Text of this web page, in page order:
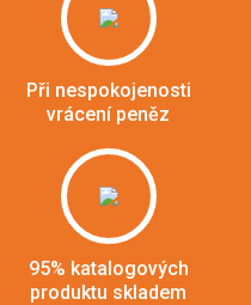
Při nespokojenosti
vrácení peněz
95% katalogových
produktu skladem